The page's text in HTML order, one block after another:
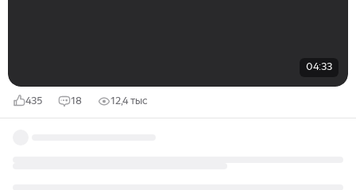
04:33
435 18 12,4 тыс